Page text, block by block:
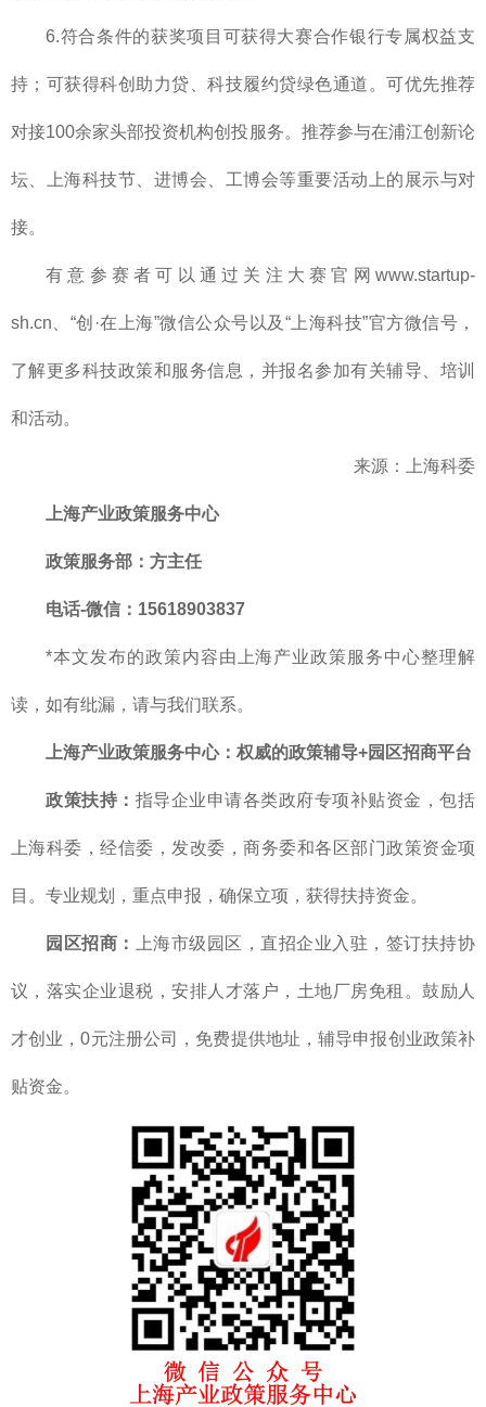
6.符合条件的获奖项目可获得大赛合作银行专属权益支
持；可获得科创助力贷、科技履约贷绿色通道。可优先推荐
对接100余家头部投资机构创投服务。推荐参与在浦江创新论
坛、上海科技节、进博会、工博会等重要活动上的展示与对
接。
有意参赛者可以通过关注大赛官网www.startup-
sh.cn、“创·在上海”微信公众号以及“上海科技”官方微信号，
了解更多科技政策和服务信息，并报名参加有关辅导、培训
和活动。
来源：上海科委
上海产业政策服务中心
政策服务部 ：方主任
电话-微信：15618903837
*本文发布的政策内容由上海产业政策服务中心整理解
读，如有纰漏，请与我们联系。
上海产业政策服务中心： 权威的政策辅导+园区招商平台
政策扶持： 指导企业申请各类政府专项补贴资金，包括
上海科委，经信委，发改委，商务委和各区部门政策资金项
目。专业规划，重点申报，确保立项，获得扶持资金。
园区招商： 上海市级园区，直招企业入驻，签订扶持协
议，落实企业退税，安排人才落户，土地厂房免租。鼓励人
才创业，0元注册公司，免费提供地址，辅导申报创业政策补
贴资金。